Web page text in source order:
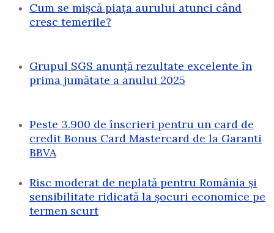
Cum se mișcă piața aurului atunci când
cresc temerile?
Grupul SGS anunță rezultate excelente în
prima jumătate a anului 2025
Peste 3.900 de înscrieri pentru un card de
credit Bonus Card Mastercard de la Garanti
BBVA
Risc moderat de neplată pentru România și
sensibilitate ridicată la șocuri economice pe
termen scurt